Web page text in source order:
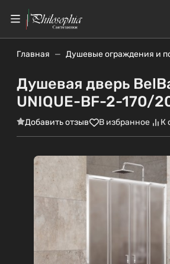
Главная Душевые ограждения и
Душевая дверь
UNIQUE-BF-2-170/
Добавить отзыв В избранное К